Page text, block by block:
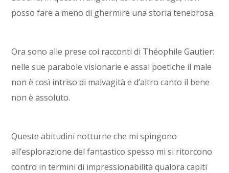
posso fare a meno di ghermire una storia tenebrosa.
Ora sono alle prese coi racconti di Théophile Gautier:
nelle sue parabole visionarie e assai poetiche il male
non è così intriso di malvagità e d’altro canto il bene
non è assoluto.
Queste abitudini notturne che mi spingono
all’esplorazione del fantastico spesso mi si ritorcono
contro in termini di impressionabilità qualora capiti